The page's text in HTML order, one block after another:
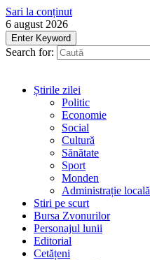
Sari la conținut
6 august 2026
Enter Keyword
Search for:
Știrile zilei
Politic
Economie
Social
Cultură
Sănătate
Sport
Monden
Administrație locală
Stiri pe scurt
Bursa Zvonurilor
Personajul lunii
Editorial
Cetățeni